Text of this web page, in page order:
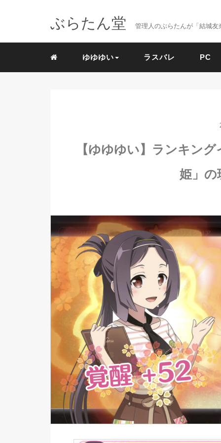
ぶらたん堂 管理人のぶらたんが「結城
ゆゆゆい ラスバレ PC
【ゆゆゆい】ランキン
姫」の